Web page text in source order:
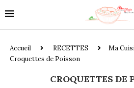
Accueil RECETTES Ma
Croquettes de Poisson
CROQUETTES DE